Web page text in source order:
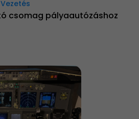
csomag pályaautózáshoz